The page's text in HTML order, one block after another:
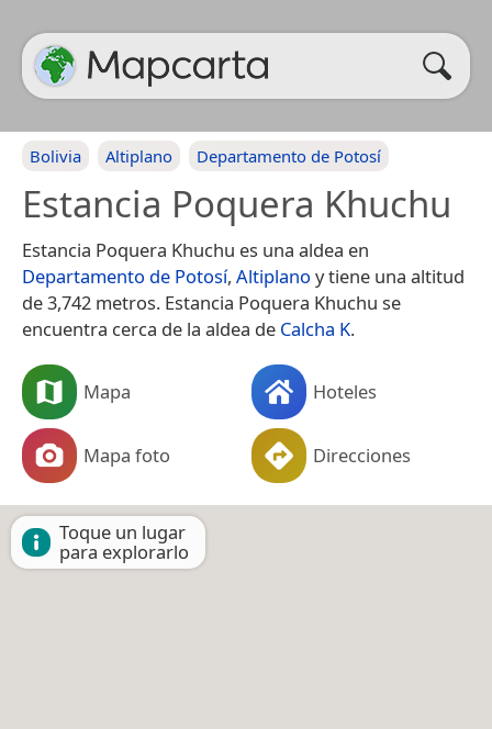
Bolivia Altiplano Departamento de Potosí
Estancia Poquera Khuchu
Estancia Poquera Khuchu es una aldea en
Departamento de Potosí, Altiplano y tiene una altitud
de 3,742 metros. Estancia Poquera Khuchu se
encuentra cerca de la aldea de Calcha K.
Mapa Hoteles
Mapa foto Direcciones
Toque un lugar
para explorarlo